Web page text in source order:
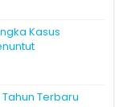
Kasus
Terbaru